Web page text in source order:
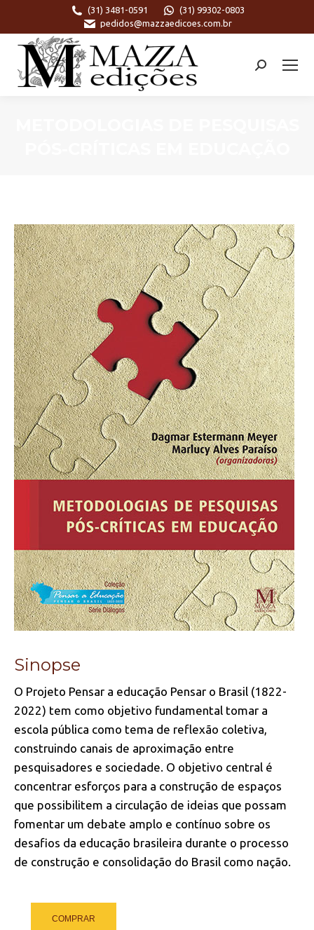
(31) 3481-0591
(31) 99302-0803
pedidos@mazzaedicoes.com.br
Search:
Sinopse
O Projeto Pensar a educação Pensar o Brasil (1822-
2022) tem como objetivo fundamental tomar a
escola pública como tema de reflexão coletiva,
construindo canais de aproximação entre
pesquisadores e sociedade. O objetivo central é
concentrar esforços para a construção de espaços
que possibilitem a circulação de ideias que possam
fomentar um debate amplo e contínuo sobre os
desafios da educação brasileira durante o processo
de construção e consolidação do Brasil como nação.
COMPRAR